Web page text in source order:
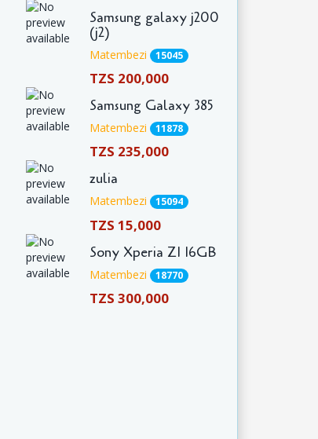
Samsung galaxy j200
(j2)
Matembezi 15045
TZS 200,000
Samsung Galaxy 385
Matembezi 11878
TZS 235,000
zulia
Matembezi 15094
TZS 15,000
Sony Xperia Z1 16GB
Matembezi 18770
TZS 300,000